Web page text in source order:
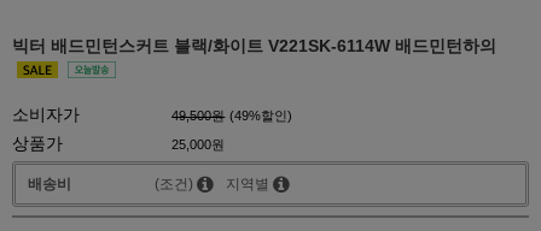
빅터 배드민턴스커트 블랙/화이트 V221SK-6114W 배드민턴하의
소비자가 49,500원 (49%할인)
상품가 25,000원
배송비 (조건) 지역별